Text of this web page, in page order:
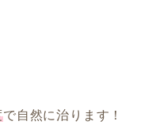
で自然に治ります！